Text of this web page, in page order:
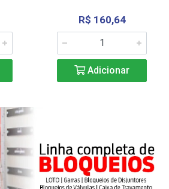
R$ 160,64
Adicionar